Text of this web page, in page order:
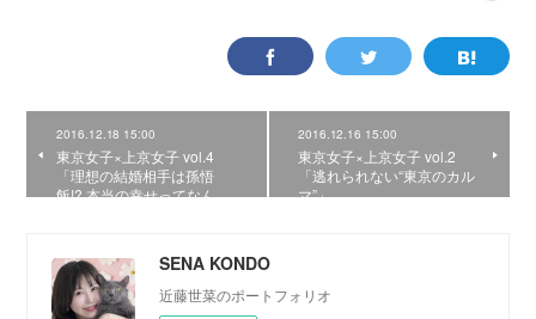
2016.12.18 15:00
東京女子×上京女子 vol.4
「理想の結婚相手は孫悟
飯!? 本当の幸せってなん…
2016.12.16 15:00
東京女子×上京女子 vol.2
「逃れられない“東京のカル
マ”」
SENA KONDO
近藤世菜のポートフォリオ